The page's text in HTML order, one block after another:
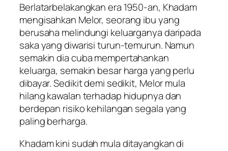
Berlatarbelakangkan era 1950-an, Khadam
mengisahkan Melor, seorang ibu yang
berusaha melindungi keluarganya daripada
saka yang diwarisi turun-temurun. Namun
semakin dia cuba mempertahankan
keluarga, semakin besar harga yang perlu
dibayar. Sedikit demi sedikit, Melor mula
hilang kawalan terhadap hidupnya dan
berdepan risiko kehilangan segala yang
paling berharga.
Khadam kini sudah mula ditayangkan di